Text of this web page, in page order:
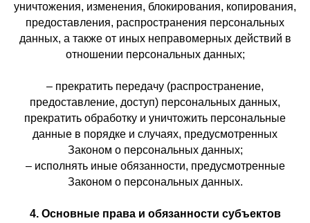
уничтожения, изменения, блокирования, копирования,
предоставления, распространения персональных
данных, а также от иных неправомерных действий в
отношении персональных данных;
– прекратить передачу (распространение,
предоставление, доступ) персональных данных,
прекратить обработку и уничтожить персональные
данные в порядке и случаях, предусмотренных
Законом о персональных данных;
– исполнять иные обязанности, предусмотренные
Законом о персональных данных.
4. Основные права и обязанности субъектов